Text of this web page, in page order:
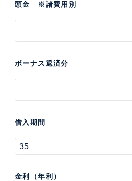
頭金 ※諸費用別
ボーナス返済分
借入期間
金利（年利）